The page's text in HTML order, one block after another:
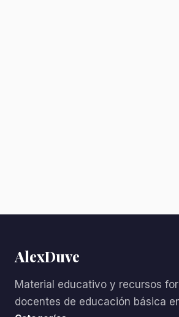
AlexDuve
Material educativo y recursos
docentes de educación básica